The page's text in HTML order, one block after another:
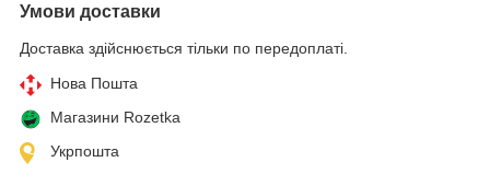
Умови доставки
Доставка здійснюється тільки по передоплаті.
Нова Пошта
Магазини Rozetka
Укрпошта